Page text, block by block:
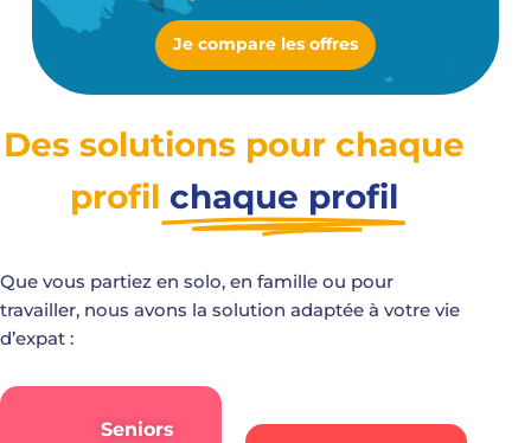
Je compare les offres
Des solutions pour chaque
profil chaque profil
Que vous partiez en solo, en famille ou pour
travailler, nous avons la solution adaptée à votre vie
d’expat :
Seniors